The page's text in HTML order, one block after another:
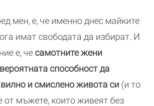
мен, е, че именно днес майките
имат свободата да избират. И
е, чесамотните жени
способност да
и смислено живота си (и то
от мъжете, които живеят без